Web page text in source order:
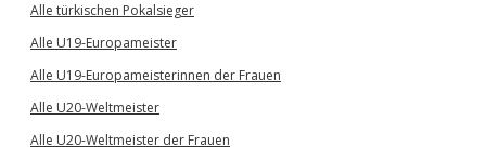
Alle türkischen Pokalsieger
Alle U19-Europameister
Alle U19-Europameisterinnen der Frauen
Alle U20-Weltmeister
Alle U20-Weltmeister der Frauen